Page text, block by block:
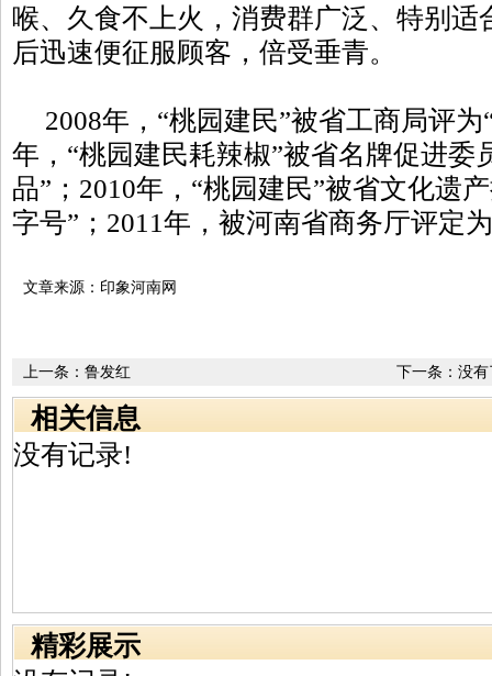
喉、久食不上火，消费群广泛、特别
后迅速便征服顾客，倍受垂青。
2008年，“桃园建民”被省工商局评为
年，“桃园建民耗辣椒”被省名牌促进委
品”；2010年，“桃园建民”被省文化遗
字号”；2011年，被河南省商务厅评定
文章来源：印象河南网
下一条：没有
上一条： 鲁发红
相关信息
没有记录!
精彩展示